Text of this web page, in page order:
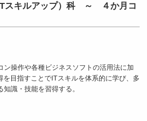
スキルアップ）科 ～ ４か月コ
ン操作や各種ビジネスソフトの活用法に加
を目指すことでITスキルを体系的に学び、多
識・技能を習得する。